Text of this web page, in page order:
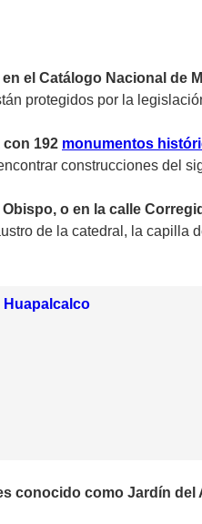
el Catálogo Nacional de
protegidos por la
192 monumentos
construcciones del
o en la calle
de la catedral, la capilla
Huapalcalco
conocido como Jardín del